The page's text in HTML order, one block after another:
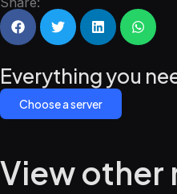
Everything you
Choose a server
View other